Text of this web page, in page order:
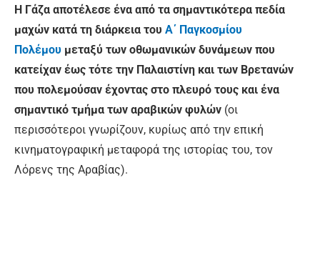
Η Γάζα αποτέλεσε ένα από τα σημαντικότερα πεδία
μαχών κατά τη διάρκεια του Α΄ Παγκοσμίου
Πολέμου μεταξύ των οθωμανικών δυνάμεων που
κατείχαν έως τότε την Παλαιστίνη και των Βρετανών
που πολεμούσαν έχοντας στο πλευρό τους και ένα
σημαντικό τμήμα των αραβικών φυλών (οι
περισσότεροι γνωρίζουν, κυρίως από την επική
κινηματογραφική μεταφορά της ιστορίας του, τον
Λόρενς της Αραβίας).